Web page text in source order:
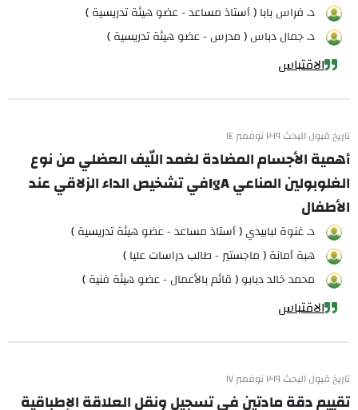
د. فراس بابا ( أستاذ مساعد - عضو هيئة تدريسية )
د. جمال دباس ( مدرس - عضو هيئة تدريسية )
الاقتباس
تاريخ قبول البحث ٢٠١٩ نوفمبر ١٤
أهمية الأجسام المضادة لغمد اللّيف العضلي من نوع
الغلوبولين المناعي IgAفي تشخيص الداء الزلاقي عند
الأطفال
د. غنوة لبابيدي ( أستاذ مساعد - عضو هيئة تدريسية )
هبة أمانة ( ماجستير - طالب دراسات عليا )
محمد خالد دبابو ( قائم بالأعمال - عضو هيئة فنية )
الاقتباس
تاريخ قبول البحث ٢٠١٩ نوفمبر ١٧
تقييم دقة مادتين في تسجيل ونقل العلاقة الإطباقية